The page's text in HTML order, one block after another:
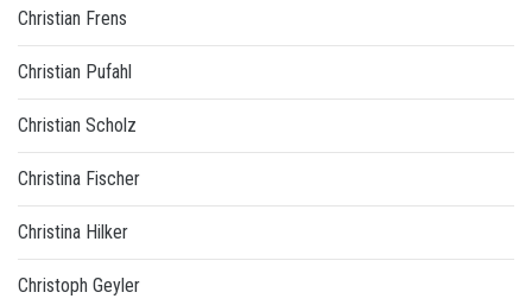
Christian Frens
Christian Pufahl
Christian Scholz
Christina Fischer
Christina Hilker
Christoph Geyler